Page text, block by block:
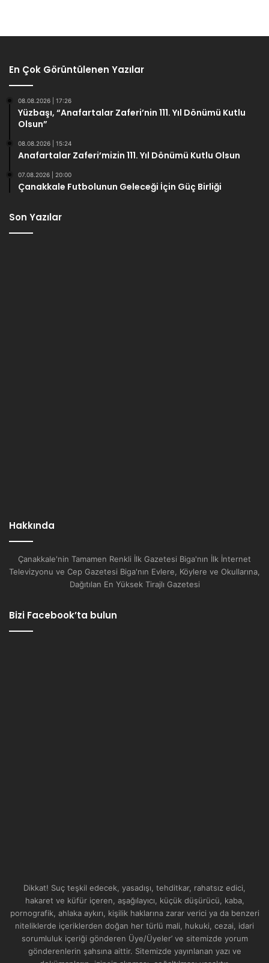
En Çok Görüntülenen Yazılar
08.08.2026 | 17:26
Yüzbaşı, “Anafartalar Zaferi’nin 111. Yıl Dönümü Kutlu
Olsun”
08.08.2026 | 15:24
Anafartalar Zaferi’mizin 111. Yıl Dönümü Kutlu Olsun
07.08.2026 | 20:00
Çanakkale Futbolunun Geleceği İçin Güç Birliği
Son Yazılar
Hakkında
Çanakkale'nin Tamamen Renkli İlk Gazetesi Biga'nın İlk İnternet
Televizyonu ve Cep Gazetesi Biga'nın Evlere, Köylere ve Okullarına,
Dağıtılan En Yüksek Tirajlı Gazetesi
Bizi Facebook’ta bulun
Dikkat! Suç teşkil edecek, yasadışı, tehditkar, rahatsız edici,
hakaret ve küfür içeren, aşağılayıcı, küçük düşürücü, kaba,
pornografik, ahlaka aykırı, kişilik haklarına zarar verici ya da benzeri
niteliklerde içeriklerden doğan her türlü mali, hukuki, cezai, idari
sorumluluk içeriği gönderen Üye/Üyeler’ ve sitemizde yorum
gönderenlerin şahsına aittir. Sitemizde yayınlanan yazı ve